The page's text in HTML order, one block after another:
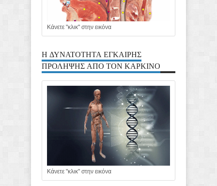
Κάνετε "κλικ" στην εικόνα
Η ΔΥΝΑΤΟΤΗΤΑ ΕΓΚΑΙΡΗΣ
ΠΡΟΛΗΨΗΣ ΑΠΟ ΤΟΝ ΚΑΡΚΙΝΟ
Κάνετε "κλικ" στην εικόνα